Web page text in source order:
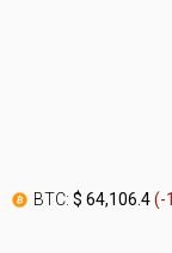
BTC: $ 64,106.4(-